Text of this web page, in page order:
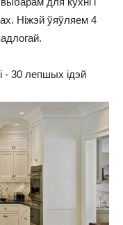
Ніжэй ўяўляем 4
- 30 лепшых ідэй